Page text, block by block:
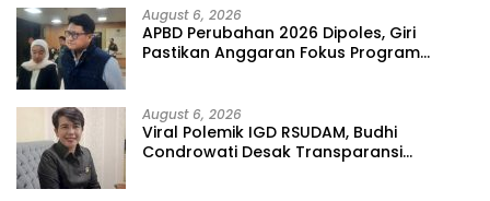
August 6, 2026
APBD Perubahan 2026 Dipoles, Giri
Pastikan Anggaran Fokus Program
August 6, 2026
Viral Polemik IGD RSUDAM, Budhi
Condrowati Desak Transparansi